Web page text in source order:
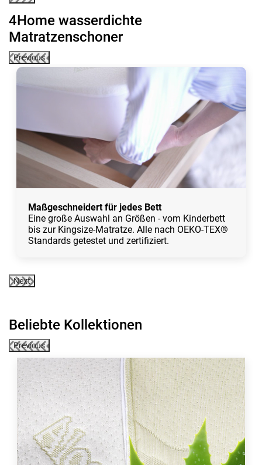
4Home wasserdichte
Matratzenschoner
Previous
Maßgeschneidert für jedes Bett
Eine große Auswahl an Größen - vom Kinderbett
bis zur Kingsize-Matratze. Alle nach OEKO-TEX®
Standards getestet und zertifiziert.
Next
Beliebte Kollektionen
Previous